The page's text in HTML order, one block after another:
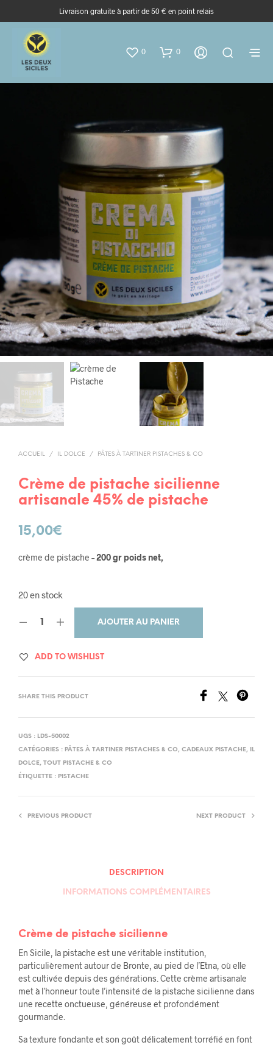
Livraison gratuite à partir de 50 € en point relais
0 0
ACCUEIL / IL DOLCE / PÂTES À TARTINER PISTACHES & CO
Crème de pistache sicilienne
artisanale 45% de pistache
15,00€
crème de pistache –200 gr poids net,
20 en stock
AJOUTER AU PANIER
ADD TO WISHLIST
SHARE THIS PRODUCT
UGS : LDS-50002
CATÉGORIES : PÂTES À TARTINER PISTACHES & CO, CADEAUX PISTACHE,
IL
DOLCE, TOUT PISTACHE & CO
ÉTIQUETTE : PISTACHE
PREVIOUS PRODUCT NEXT PRODUCT
DESCRIPTION
INFORMATIONS COMPLÉMENTAIRES
Crème de pistache sicilienne
En Sicile, la pistache est une véritable institution,
particulièrement autour de Bronte, au pied de l’Etna, où elle
est cultivée depuis des générations. Cette crème artisanale
met à l’honneur toute l’intensité de la pistache sicilienne dans
une recette onctueuse, généreuse et profondément
gourmande.
Sa texture fondante et son goût délicatement torréfié en font